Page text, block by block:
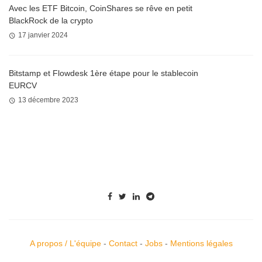
Avec les ETF Bitcoin, CoinShares se rêve en petit
BlackRock de la crypto
17 janvier 2024
Bitstamp et Flowdesk 1ère étape pour le stablecoin
EURCV
13 décembre 2023
A propos / L'équipe- Contact- Jobs- Mentions légales